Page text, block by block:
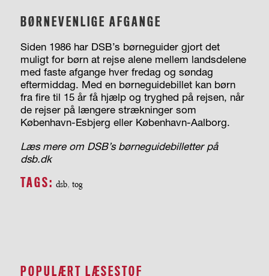
BØRNEVENLIGE AFGANGE
Siden 1986 har DSB’s børneguider gjort det
muligt for børn at rejse alene mellem landsdelene
med faste afgange hver fredag og søndag
eftermiddag. Med en børneguidebillet kan børn
fra fire til 15 år få hjælp og tryghed på rejsen, når
de rejser på længere strækninger som
København-Esbjerg eller København-Aalborg.
Læs mere om DSB’s børneguidebilletter på
dsb.dk
TAGS: dsb, tog
POPULÆRT LÆSESTOF